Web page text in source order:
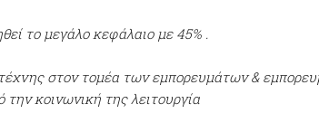
το μεγάλο κεφάλαιο με 45% .
στον τομέα των εμπορευμάτων &
κοινωνική της λειτουργία